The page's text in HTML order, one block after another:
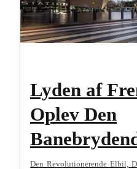
Lyden af
Oplev Den
Den Revolutionerende Elbil,